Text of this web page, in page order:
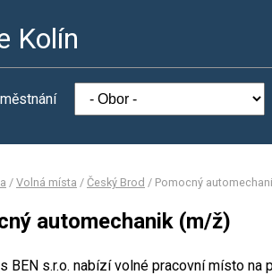
Kolín
/ Volná místa / Český Brod / Pomocný
automechanik (m/ž)
BEN s.r.o. nabízí volné pracovní místo